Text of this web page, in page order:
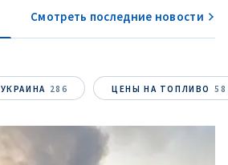
Смотреть последние новости
УКРАИНА 286 ЦЕНЫ НА ТОПЛИВО 58